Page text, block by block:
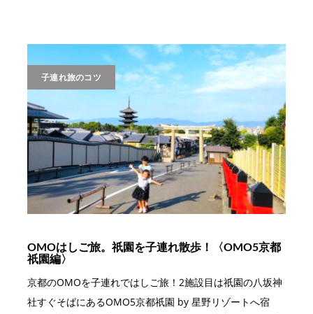
子連れ旅のコツ
OMOはしご旅。祇園を子連れ散歩！〈OMO5京都
祇園編〉
京都のOMOを子連れではしご旅！2施設目は祇園の八坂神
社すぐそばにあるOMO5京都祇園 by 星野リゾートへ宿